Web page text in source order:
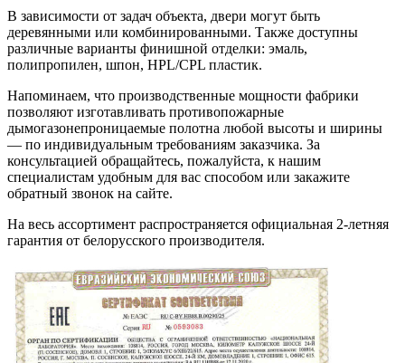
В зависимости от задач объекта, двери могут быть
деревянными или комбинированными. Также доступны
различные варианты финишной отделки: эмаль,
полипропилен, шпон, HPL/CPL пластик.
Напоминаем, что производственные мощности фабрики
позволяют изготавливать противопожарные
дымогазонепроницаемые полотна любой высоты и ширины
— по индивидуальным требованиям заказчика. За
консультацией обращайтесь, пожалуйста, к нашим
специалистам удобным для вас способом или закажите
обратный звонок на сайте.
На весь ассортимент распространяется официальная 2-летняя
гарантия от белорусского производителя.